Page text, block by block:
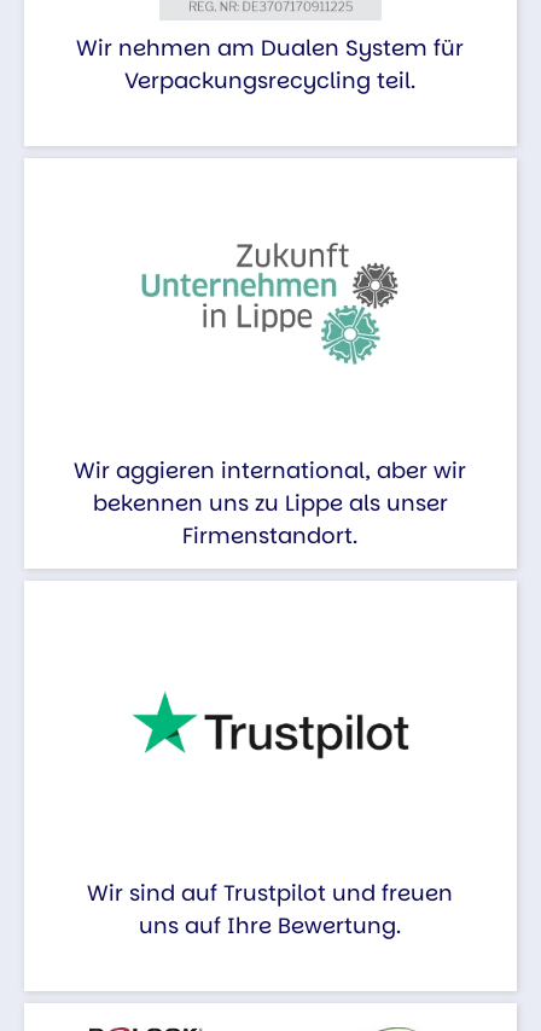
Wir nehmen am Dualen System für
Verpackungsrecycling teil.
Wir aggieren international, aber wir
bekennen uns zu Lippe als unser
Firmenstandort.
Wir sind auf Trustpilot und freuen
uns auf Ihre Bewertung.